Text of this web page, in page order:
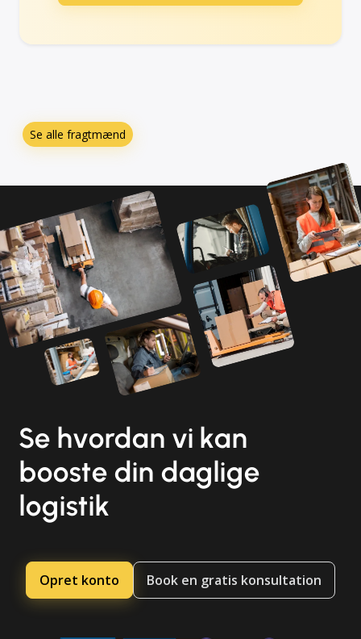
Se alle fragtmænd
Se hvordan vi kan
booste din daglige
logistik
Opret konto Book en gratis konsultation